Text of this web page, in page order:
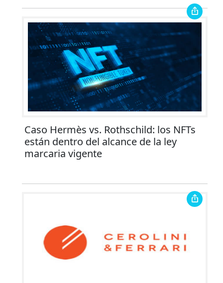
Caso Hermès vs. Rothschild: los NFTs
están dentro del alcance de la ley
marcaria vigente